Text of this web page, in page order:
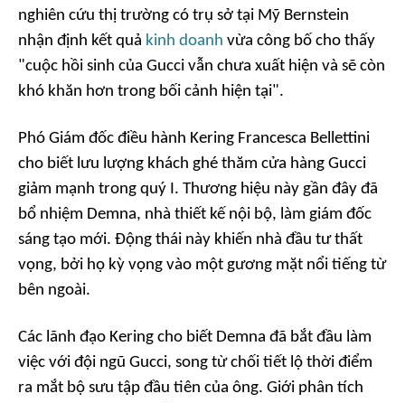
nghiên cứu thị trường có trụ sở tại Mỹ Bernstein
nhận định kết quả kinh doanh vừa công bố cho thấy
"cuộc hồi sinh của Gucci vẫn chưa xuất hiện và sẽ còn
khó khăn hơn trong bối cảnh hiện tại".
Phó Giám đốc điều hành Kering Francesca Bellettini
cho biết lưu lượng khách ghé thăm cửa hàng Gucci
giảm mạnh trong quý I. Thương hiệu này gần đây đã
bổ nhiệm Demna, nhà thiết kế nội bộ, làm giám đốc
sáng tạo mới. Động thái này khiến nhà đầu tư thất
vọng, bởi họ kỳ vọng vào một gương mặt nổi tiếng từ
bên ngoài.
Các lãnh đạo Kering cho biết Demna đã bắt đầu làm
việc với đội ngũ Gucci, song từ chối tiết lộ thời điểm
ra mắt bộ sưu tập đầu tiên của ông. Giới phân tích